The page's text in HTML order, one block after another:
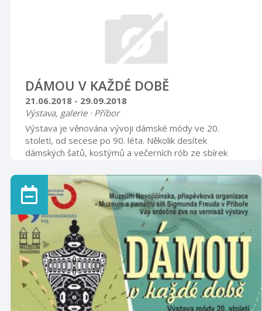
DÁMOU V KAŽDÉ DOBĚ
21.06.2018 - 29.09.2018
Výstava, galerie · Příbor
Výstava je věnována vývoji dámské módy ve 20.
století, od secese po 90. léta. Několik desítek
dámských šatů, kostýmů a večerních rób ze sbírek
(klobouky, kabelky, rukavice, obuv a šperky).